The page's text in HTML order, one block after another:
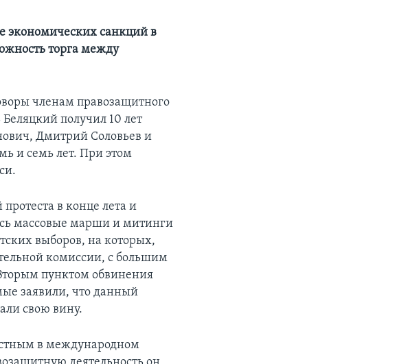
экономических санкций в
торга между
членам правозащитного
получил 10 лет
Дмитрий Соловьев и
и семь лет. При этом
в конце лета и
массовые марши и митинги
выборов, на которых,
комиссии, с большим
пунктом обвинения
заявили, что данный
свою вину.
в международном